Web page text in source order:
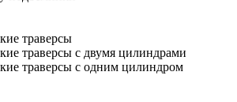
траверсы
траверсы с двумя цилиндрами
траверсы с одним цилиндром